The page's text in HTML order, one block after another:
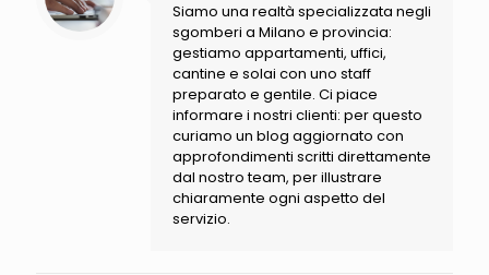
Siamo una realtà specializzata negli
sgomberi a Milano e provincia:
gestiamo appartamenti, uffici,
cantine e solai con uno staff
preparato e gentile. Ci piace
informare i nostri clienti: per questo
curiamo un blog aggiornato con
approfondimenti scritti direttamente
dal nostro team, per illustrare
chiaramente ogni aspetto del
servizio.